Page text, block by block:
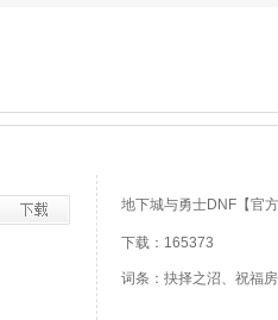
地下城与勇士DNF【官
下载：165373
词条：抉择之沼、祝福